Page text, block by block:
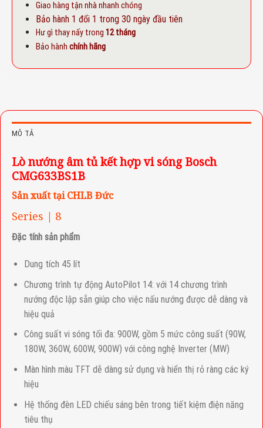
Giao hàng tận nhà nhanh chóng
Bảo hành 1 đổi 1 trong 30 ngày đầu tiên
Hư gì thay nấy trong 12 tháng
Bảo hành chính hãng
MÔ TẢ
Lò nướng âm tủ kết hợp vi sóng Bosch
CMG633BS1B
Sản xuất tại CHLB Đức
Series | 8
Đặc tính sản phẩm
Dung tích 45 lít
Chương trình tự động AutoPilot 14: với 14 chương trình
nướng độc lập sẵn giúp cho việc nấu nướng được dễ dàng và
hiệu quả
Công suất vi sóng tối đa: 900W, gồm 5 mức công suất (90W,
180W, 360W, 600W, 900W) với công nghệ Inverter (MW)
Màn hình màu TFT dễ dàng sử dụng và hiển thị rỏ ràng các ký
hiệu
Hệ thống đèn LED chiếu sáng bên trong tiết kiệm điện năng
tiêu thụ